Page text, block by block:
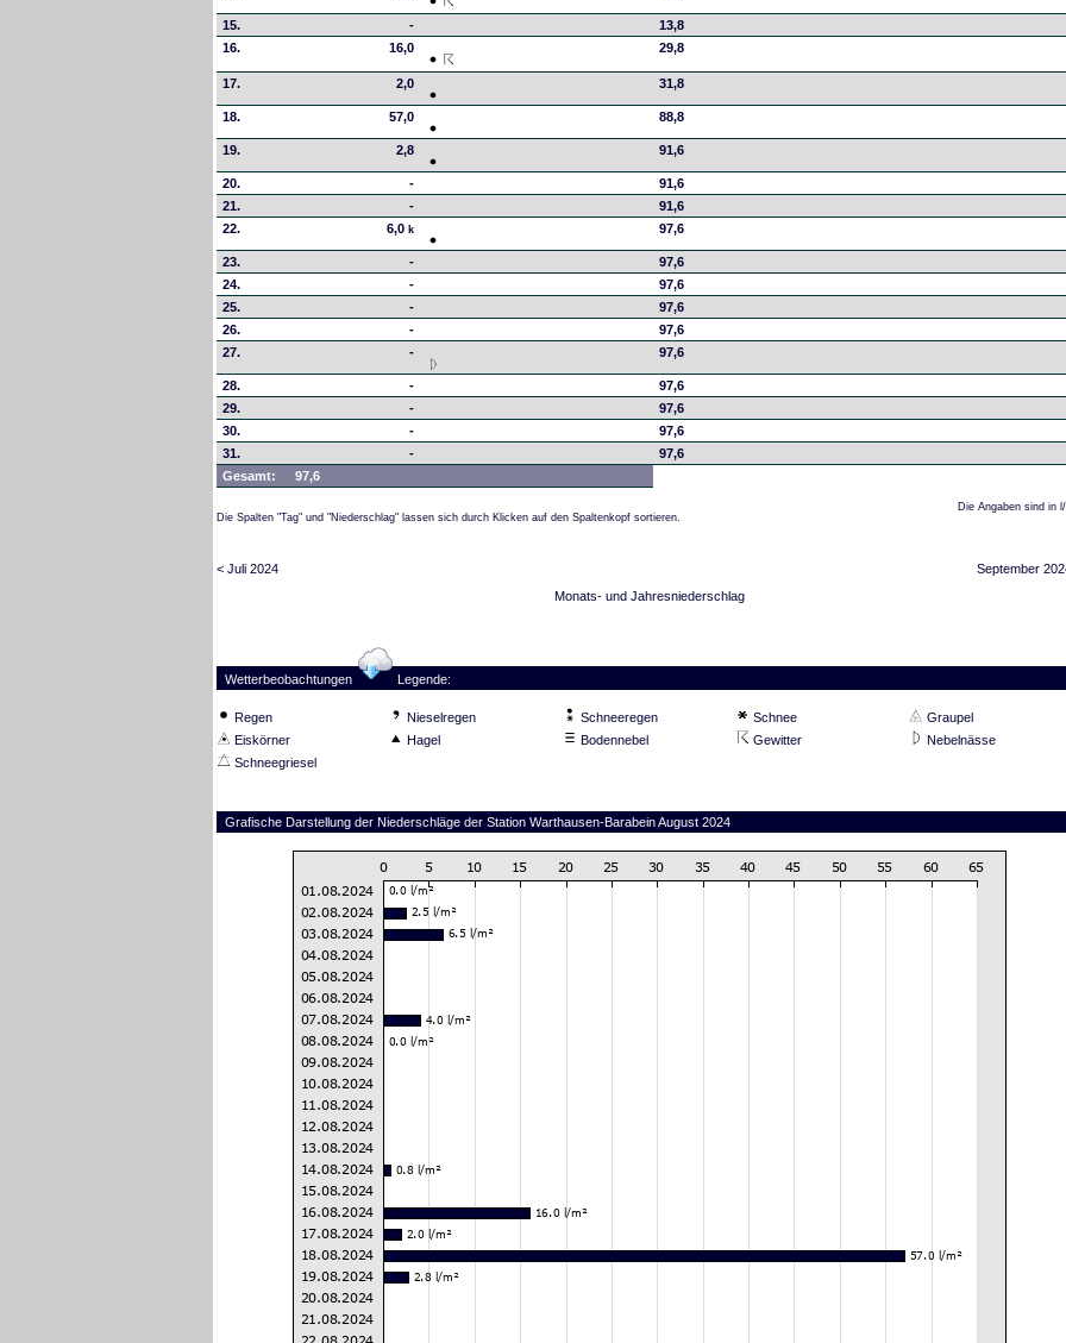
15. -
13,8
16.
16,0 29,8
17. 2,0 31,8
18. 57,0 88,8
19. 2,8 91,6
20. -
91,6
21.
-
91,6
22.
6,0 k 97,6
23. -
97,6
24.
-
97,6
25.
-
97,6
26.
-
97,6
27.
- 97,6
28. -
97,6
29.
-
97,6
30.
-
97,6
31.
-
97,6
Gesamt:
97,6
Die Spalten "Tag" und "Niederschlag" lassen sich durch Klicken auf den Spaltenkopf sortieren.
Die Angaben sind in l/
< Juli 2024
September
Monats- und Jahresniederschlag
Wetterbeobachtungen Legende:
Regen Nieselregen Schneeregen Schnee
Graupel
Eiskörner
Hagel Bodennebel Gewitter
Nebelnässe
Schneegriesel
Grafische Darstellung der Niederschläge der Station Warthausen-Barabein August 2024